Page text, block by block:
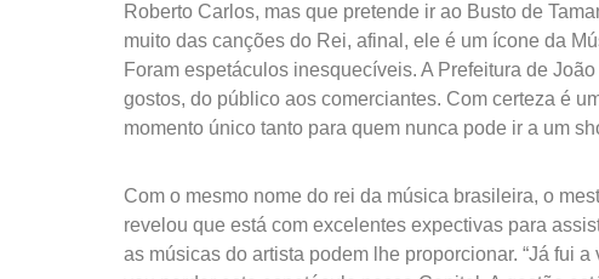
Roberto Carlos, mas que pretende ir ao Busto de
muito das canções do Rei, afinal, ele é um ícone da
Foram espetáculos inesquecíveis. A Prefeitura de
gostos, do público aos comerciantes. Com certeza é
momento único tanto para quem nunca pode ir a um
Com o mesmo nome do rei da música brasileira, o
revelou que está com excelentes expectivas para
as músicas do artista podem lhe proporcionar. “Já fui